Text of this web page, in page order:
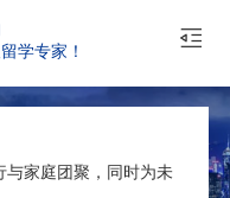
学专家！
与家庭团聚，同时为未